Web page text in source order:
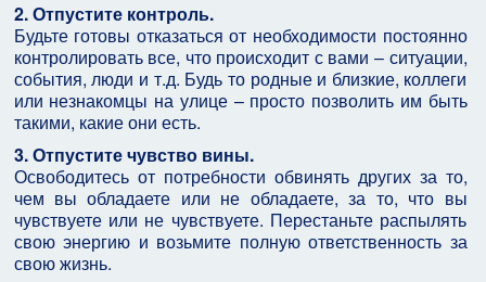
2. Отпустите контроль.
Будьте готовы отказаться от необходимости постоянно
контролировать все, что происходит с вами – ситуации,
события, люди и т.д. Будь то родные и близкие, коллеги
или незнакомцы на улице – просто позволить им быть
такими, какие они есть.
3. Отпустите чувство вины.
Освободитесь от потребности обвинять других за то,
чем вы обладаете или не обладаете, за то, что вы
чувствуете или не чувствуете. Перестаньте распылять
свою энергию и возьмите полную ответственность за
свою жизнь.